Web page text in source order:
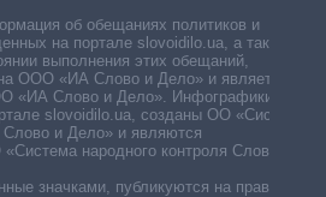
об обещаниях политиков и
на портале slovoidilo.ua, а также
выполнения этих обещаний,
ООО «ИА Слово и Дело» и является
«ИА Слово и Дело». Инфографики,
slovoidilo.ua, созданы ОО «Система
Слово и Дело» и являются
народного контроля Слово и
значками, публикуются на правах